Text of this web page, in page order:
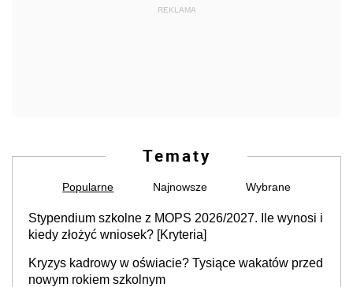
REKLAMA
Tematy
Popularne Najnowsze Wybrane
Stypendium szkolne z MOPS 2026/2027. Ile wynosi i
kiedy złożyć wniosek? [Kryteria]
Kryzys kadrowy w oświacie? Tysiące wakatów przed
nowym rokiem szkolnym